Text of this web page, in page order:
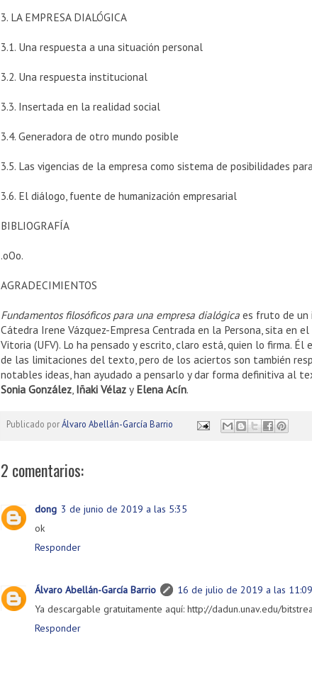
3. LA EMPRESA DIALÓGICA
3.1. Una respuesta a una situación personal
3.2. Una respuesta institucional
3.3. Insertada en la realidad social
3.4. Generadora de otro mundo posible
3.5. Las vigencias de la empresa como sistema de posibilidades
3.6. El diálogo, fuente de humanización empresarial
BIBLIOGRAFÍA
.oOo.
AGRADECIMIENTOS
Fundamentos filosóficos para una empresa dialógica es fruto de un
Cátedra Irene Vázquez-Empresa Centrada en la Persona, sita en
Vitoria (UFV). Lo ha pensado y escrito, claro está, quien lo firma.
de las limitaciones del texto, pero de los aciertos son también
notables ideas, han ayudado a pensarlo y dar forma definitiva al
Sonia González Iñaki Vélaz y Elena Acín.
Publicado porÁlvaro Abellán-García Barrio
2 comentarios:
dong 3 de junio de 2019 a las 5:35
ok
Responder
Álvaro Abellán-García Barrio
16 de julio de 2019 a las 11:09
Ya descargable gratuitamente aquí: http://dadun.unav.edu/
Responder